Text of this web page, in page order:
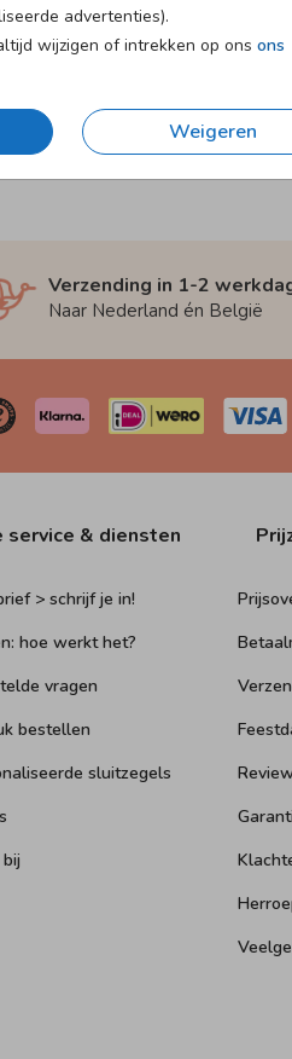
advertenties).
wijzigen of intrekken op ons ons
Weigeren
Verzending in 1-2
Naar Nederland én België
service & diensten
> schrijf je in!
hoe werkt het?
vragen
bestellen
sluitzegels